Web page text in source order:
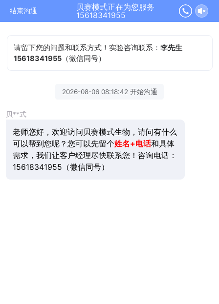
结束沟通
贝赛模式正在为您服务
15618341955
请留下您的问题和联系方式！实验咨询联系：李先生
15618341955 （微信同号）
2026-08-06 08:18:42 开始沟通
贝**式
老师您好，欢迎访问贝赛模式生物，请问有什么
可以帮到您呢？您可以先留个姓名+电话和具体
需求，我们让客户经理尽快联系您！咨询电话：
15618341955（微信同号）